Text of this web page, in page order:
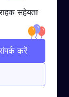
सहेयता
करें